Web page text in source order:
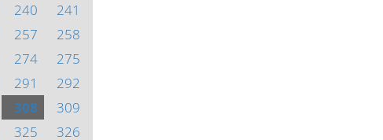
240
241
257
258
274
275
291
292
308
309
325 326